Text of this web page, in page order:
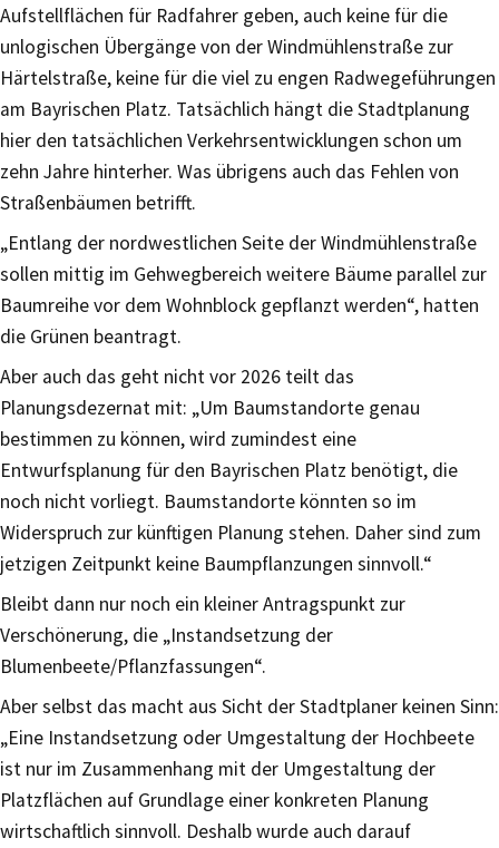
Aufstellflächen für Radfahrer geben, auch keine für die
unlogischen Übergänge von der Windmühlenstraße zur
Härtelstraße, keine für die viel zu engen Radwegeführungen
am Bayrischen Platz. Tatsächlich hängt die Stadtplanung
hier den tatsächlichen Verkehrsentwicklungen schon um
zehn Jahre hinterher. Was übrigens auch das Fehlen von
Straßenbäumen betrifft.
„Entlang der nordwestlichen Seite der Windmühlenstraße
sollen mittig im Gehwegbereich weitere Bäume parallel zur
Baumreihe vor dem Wohnblock gepflanzt werden“, hatten
die Grünen beantragt.
Aber auch das geht nicht vor 2026 teilt das
Planungsdezernat mit: „Um Baumstandorte genau
bestimmen zu können, wird zumindest eine
Entwurfsplanung für den Bayrischen Platz benötigt, die
noch nicht vorliegt. Baumstandorte könnten so im
Widerspruch zur künftigen Planung stehen. Daher sind zum
jetzigen Zeitpunkt keine Baumpflanzungen sinnvoll.“
Bleibt dann nur noch ein kleiner Antragspunkt zur
Verschönerung, die „Instandsetzung der
Blumenbeete/Pflanzfassungen“.
Aber selbst das macht aus Sicht der Stadtplaner keinen Sinn:
„Eine Instandsetzung oder Umgestaltung der Hochbeete
ist nur im Zusammenhang mit der Umgestaltung der
Platzflächen auf Grundlage einer konkreten Planung
wirtschaftlich sinnvoll. Deshalb wurde auch darauf